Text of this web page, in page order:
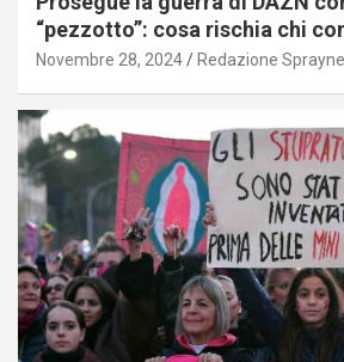
“pezzotto”: cosa rischia chi
Novembre 28, 2024 Redazione